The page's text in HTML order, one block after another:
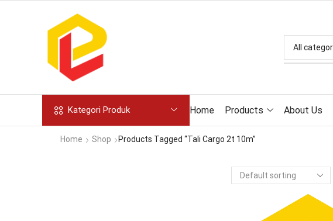
Kategori Produk Home Products About Us
Home Shop Products Tagged “tali Cargo 2t 10m”